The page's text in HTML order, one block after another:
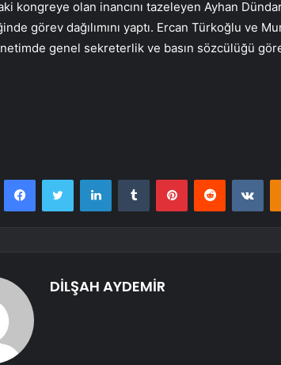
kongreye olan inancını tazeleyen Ayhan
görev dağılımını yaptı. Ercan Türkoğlu ve
genel sekreterlik ve basın sözcülüğü
FacebookTwitter LinkedInTumblr PinterestReddit
DİLŞAH AYDEMİR